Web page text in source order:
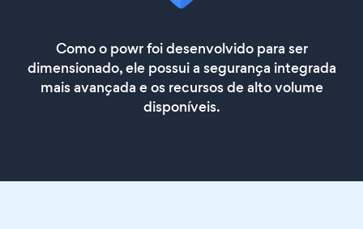
Como o powr foi desenvolvido para ser
dimensionado, ele possui a segurança integrada
mais avançada e os recursos de alto volume
disponíveis.